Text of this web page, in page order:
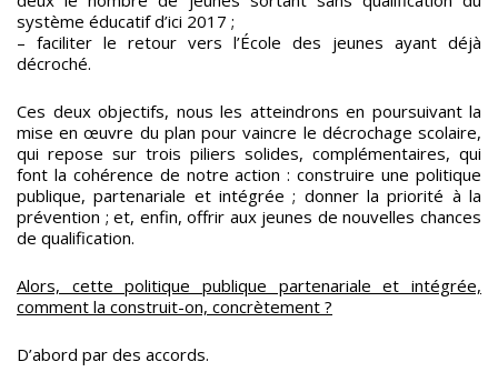
système éducatif d’ici 2017 ;
– faciliter le retour vers l’École des jeunes ayant déjà
décroché.
Ces deux objectifs, nous les atteindrons en poursuivant la
mise en œuvre du plan pour vaincre le décrochage scolaire,
qui repose sur trois piliers solides, complémentaires, qui
font la cohérence de notre action : construire une politique
publique, partenariale et intégrée ; donner la priorité à la
prévention ; et, enfin, offrir aux jeunes de nouvelles chances
de qualification.
Alors, cette politique publique partenariale et intégrée,
comment la construit-on, concrètement ?
D’abord par des accords.